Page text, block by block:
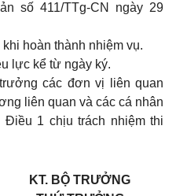
số 411/TTg-CN ngày 29
hoàn thành nhiệm vụ.
lực kể từ ngày ký.
các đơn vị liên quan
liên quan và các cá nhân
1 chịu trách nhiệm thi
KT. BỘ TRƯỞNG